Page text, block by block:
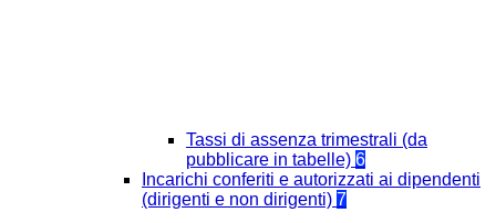
Tassi di assenza trimestrali (da
pubblicare in tabelle) 6
Incarichi conferiti e autorizzati ai dipendenti
(dirigenti e non dirigenti) 7